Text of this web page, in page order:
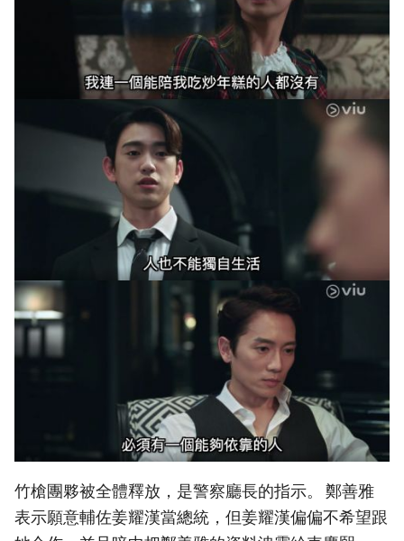
竹槍團夥被全體釋放，是警察廳長的指示。 鄭善雅
表示願意輔佐姜耀漢當總統，但姜耀漢偏偏不希望跟